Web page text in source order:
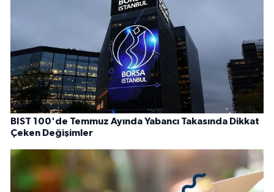
BIST 100'de Temmuz Ayında Yabancı Takasında Dikkat
Çeken Değişimler